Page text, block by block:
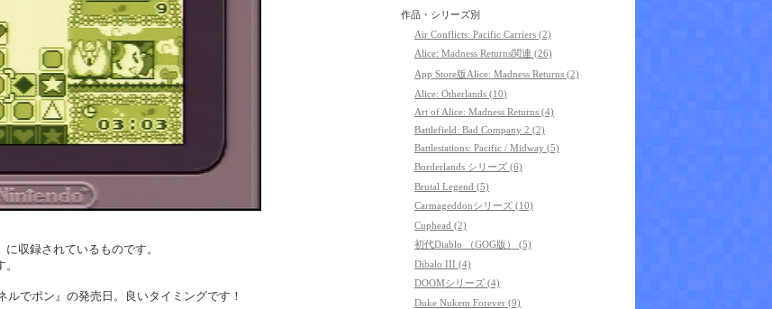
収録されているものです。
でポン』の発売日。良いタイミングです！
作品・シリーズ別
Air Conflicts: Pacific Carriers (2)
Alice: Madness Returns関連 (26)
App Store版Alice: Madness Returns (2)
Alice: Otherlands (10)
Art of Alice: Madness Returns (4)
Battlefield: Bad Company 2 (2)
Battlestations: Pacific / Midway (5)
Borderlands シリーズ (6)
Brutal Legend (5)
Carmageddonシリーズ (10)
Cuphead (2)
初代Diablo （GOG版） (5)
Dibalo III (4)
DOOMシリーズ (4)
Duke Nukem Forever (9)